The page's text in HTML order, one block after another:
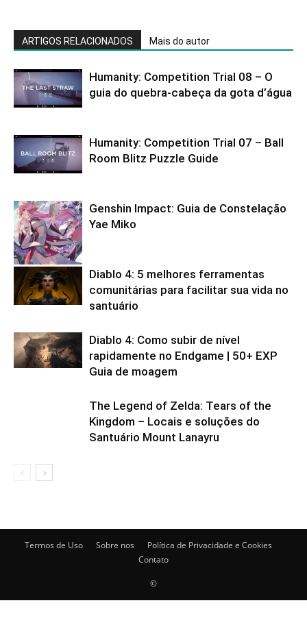
ARTIGOS RELACIONADOS Mais do autor
Humanity: Competition Trial 08 – O
guia do quebra-cabeça da gota d’água
Humanity: Competition Trial 07 – Ball
Room Blitz Puzzle Guide
Genshin Impact: Guia de Constelação
Yae Miko
Diablo 4: 5 melhores ferramentas
comunitárias para facilitar sua vida no
santuário
Diablo 4: Como subir de nível
rapidamente no Endgame | 50+ EXP
Guia de moagem
The Legend of Zelda: Tears of the
Kingdom – Locais e soluções do
Santuário Mount Lanayru
Termos de Uso Sobre nos
Política de Privacidade e Cookies
Contato
©